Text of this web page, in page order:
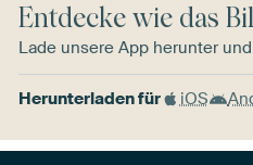
Entdecke wie das
Lade unsere App herunter
Herunterladen für iOS